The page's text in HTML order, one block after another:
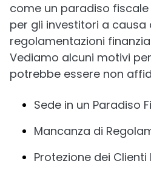
come un paradiso
per gli investitori a causa
regolamentazioni
Vediamo alcuni motivi
potrebbe essere non
Sede in un Paradiso
Mancanza di
Protezione dei